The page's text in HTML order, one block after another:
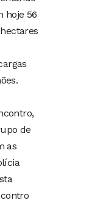
hoje 56
de
as